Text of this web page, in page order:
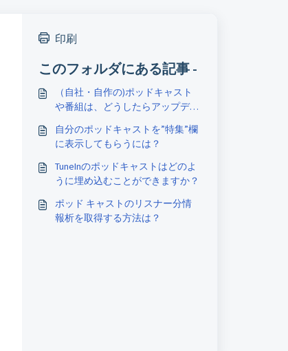
印刷
このフォルダにある記事 -
（自社・自作の)ポッドキャスト
や番組は、どうしたらアップデー
自分のポッドキャストを”特集”欄
に表示してもらうには？
TuneInのポッドキャストはどのよ
うに埋め込むことができますか？
ポッド キャストのリスナー分情
報析を取得する方法は？